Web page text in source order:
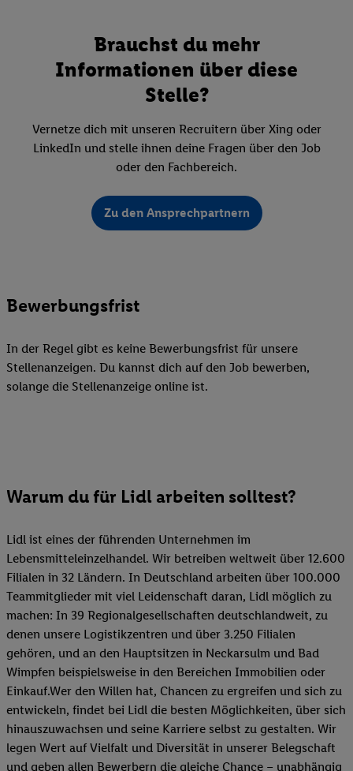
Brauchst du mehr
Informationen über diese
Stelle?
Vernetze dich mit unseren Recruitern über Xing oder
LinkedIn und stelle ihnen deine Fragen über den Job
oder den Fachbereich.
Zu den Ansprechpartnern
Bewerbungsfrist
In der Regel gibt es keine Bewerbungsfrist für unsere
Stellenanzeigen. Du kannst dich auf den Job bewerben,
solange die Stellenanzeige online ist.
Warum du für Lidl arbeiten solltest?
Lidl ist eines der führenden Unternehmen im
Lebensmitteleinzelhandel. Wir betreiben weltweit über 12.600
Filialen in 32 Ländern. In Deutschland arbeiten über 100.000
Teammitglieder mit viel Leidenschaft daran, Lidl möglich zu
machen: In 39 Regionalgesellschaften deutschlandweit, zu
denen unsere Logistikzentren und über 3.250 Filialen
gehören, und an den Hauptsitzen in Neckarsulm und Bad
Wimpfen beispielsweise in den Bereichen Immobilien oder
Einkauf.Wer den Willen hat, Chancen zu ergreifen und sich zu
entwickeln, findet bei Lidl die besten Möglichkeiten, über sich
hinauszuwachsen und seine Karriere selbst zu gestalten. Wir
legen Wert auf Vielfalt und Diversität in unserer Belegschaft
und geben allen Bewerbern die gleiche Chance – unabhängig